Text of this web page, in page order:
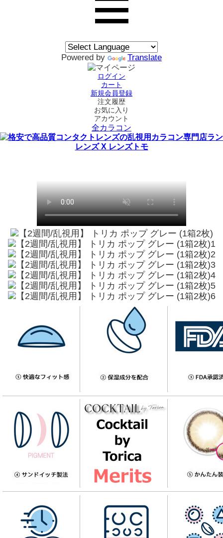
Powered by Translate
ログイン
カート
新規会員登録
注文履歴
お気に入り
アカウント
全カラコン